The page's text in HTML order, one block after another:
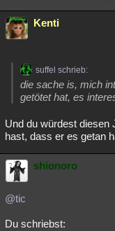
Kenti
suffel schrieb:
die sache is, mich
getötet hat, es
Und du würdest diesen
hast, dass er es getan
shionoro
@tic
Du schriebst: